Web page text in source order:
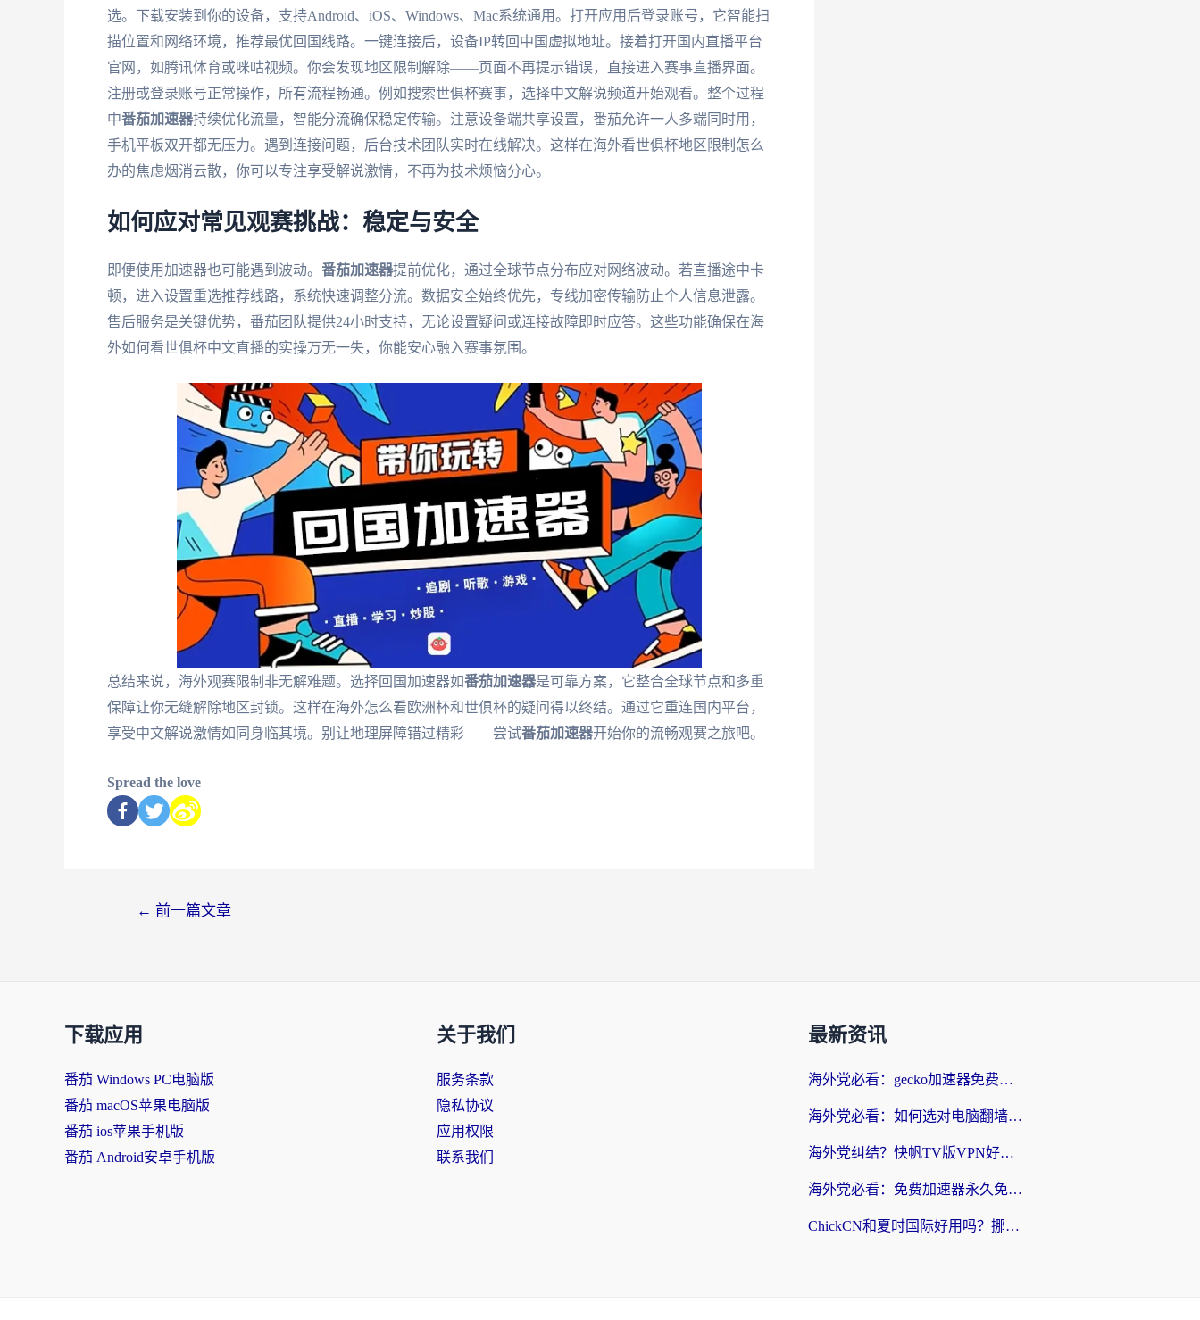
选。下载安装到你的设备，支持Android、iOS、Windows、Mac系统通用。打开应用后登录账号，它智能扫
描位置和网络环境，推荐最优回国线路。一键连接后，设备IP转回中国虚拟地址。接着打开国内直播平台
官网，如腾讯体育或咪咕视频。你会发现地区限制解除——页面不再提示错误，直接进入赛事直播界面。
注册或登录账号正常操作，所有流程畅通。例如搜索世俱杯赛事，选择中文解说频道开始观看。整个过程
中番茄加速器持续优化流量，智能分流确保稳定传输。注意设备端共享设置，番茄允许一人多端同时用，
手机平板双开都无压力。遇到连接问题，后台技术团队实时在线解决。这样在海外看世俱杯地区限制怎么
办的焦虑烟消云散，你可以专注享受解说激情，不再为技术烦恼分心。
如何应对常见观赛挑战：稳定与安全
即便使用加速器也可能遇到波动。 番茄加速器提前优化，通过全球节点分布应对网络波动。若直播途中卡
顿，进入设置重选推荐线路，系统快速调整分流。数据安全始终优先，专线加密传输防止个人信息泄露。
售后服务是关键优势，番茄团队提供24小时支持，无论设置疑问或连接故障即时应答。这些功能确保在海
外如何看世俱杯中文直播的实操万无一失，你能安心融入赛事氛围。
总结来说，海外观赛限制非无解难题。选择回国加速器如番茄加速器是可靠方案，它整合全球节点和多重
保障让你无缝解除地区封锁。这样在海外怎么看欧洲杯和世俱杯的疑问得以终结。通过它重连国内平台，
享受中文解说激情如同身临其境。别让地理屏障错过精彩——尝试番茄加速器开始你的流畅观赛之旅吧。
Spread the love
← 前一篇文章
下载应用
番茄 Windows PC电脑版
番茄 macOS苹果电脑版
番茄 ios苹果手机版
番茄 Android安卓手机版
关于我们
服务条款
隐私协议
应用权限
联系我们
最新资讯
海外党必看：gecko加速器免费试用？教你选对回国加速器，无缝刷国内剧玩游戏
海外党必看：如何选对电脑翻墙回国软件，轻松解锁国内资源？
海外党纠结？快帆TV版VPN好用吗？和扇贝手游VPN对比哪个回国效果更好？
海外党必看：免费加速器永久免费真的存在吗？教你选对回国加速器无缝刷国内资源
ChickCN和夏时国际好用吗？挪威留学生亲测3款回国加速器，附穿梭和加速喵对比指南